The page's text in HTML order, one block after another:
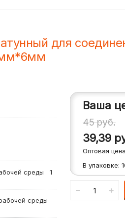
для
среды
1
среды
Ваша
45руб.
39,39
Оптовая
В упаковке: